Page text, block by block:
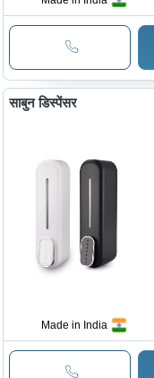
Made in India
साबुन डिस्पेंसर